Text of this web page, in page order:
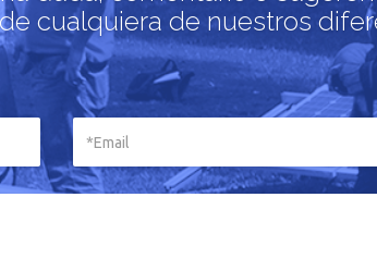
cualquiera de nuestros